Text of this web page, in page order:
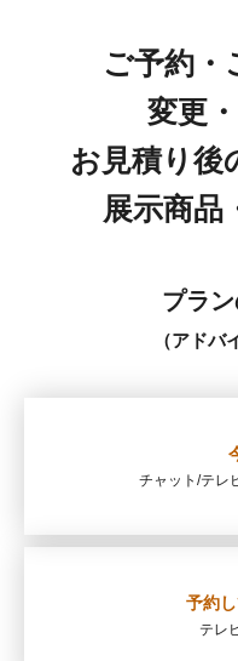
ご予約・
変更
お見積り後
展示商品
プラ
（アドバ
チャット/テレ
予約
テレ